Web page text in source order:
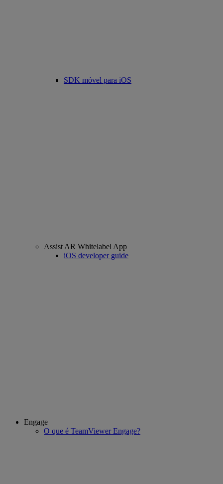
SDK móvel para iOS
Assist AR Whitelabel App
iOS developer guide
Engage
O que é TeamViewer Engage?